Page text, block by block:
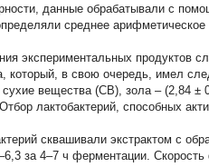
данные обрабатывали с
среднее
экспериментальных продуктов
который, в свою очередь, имел
вещества (СВ), зола – (2,84
лактобактерий, способных
сквашивали экстрактом с
за 4–7 ч ферментации. Скорость